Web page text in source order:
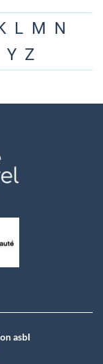
L M N
Y Z
asbI